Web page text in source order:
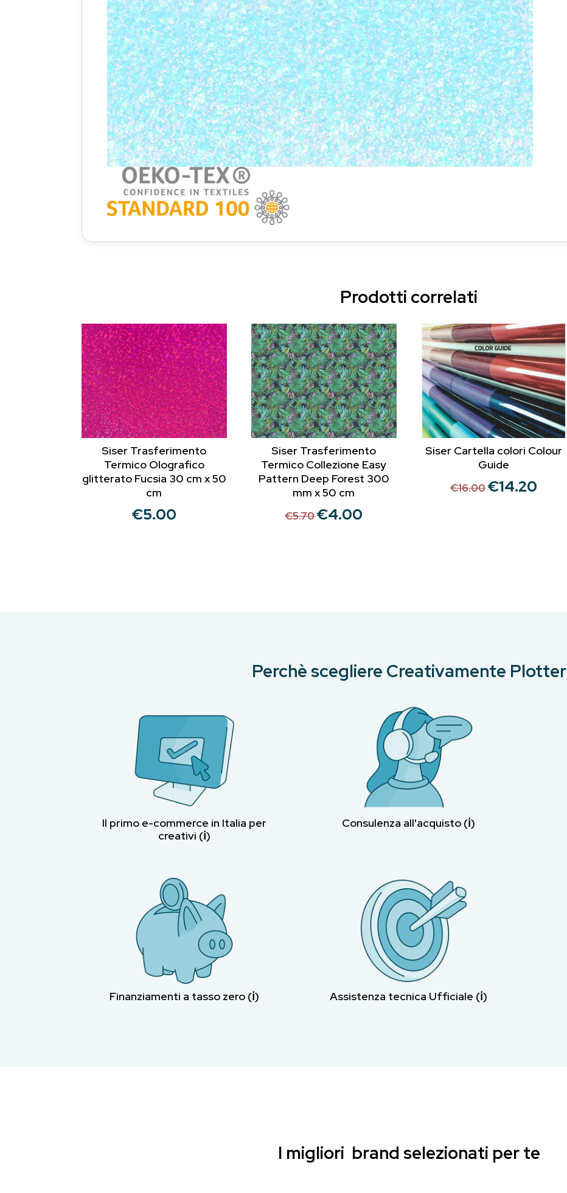
Prodotti correlati
Siser Trasferimento
Termico Olografico
glitterato Fucsia 30 cm x 50
cm
€5.00
Siser Trasferimento
Termico Collezione Easy
Pattern Deep Forest 300
mm x 50 cm
€5.70Il
€4.00
Siser Cartella colori Colour
Guide
€16.00 Il
€14.20Il
Perchè scegliere Creativamente Plotter
Il primo e-commerce in Italia per
creativi (ℹ︎)
Consulenza all'acquisto (ℹ︎)
Finanziamenti a tasso zero (ℹ︎) Assistenza tecnica Ufficiale (ℹ︎)
I migliori brand selezionati per te